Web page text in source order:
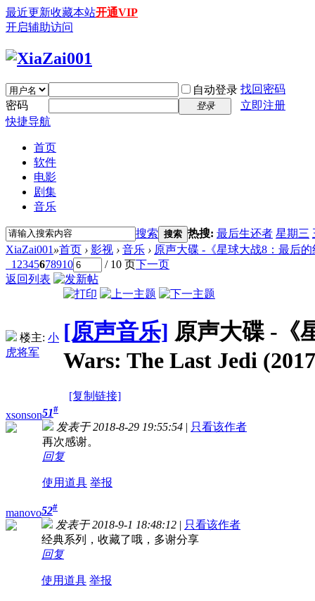
最近更新收藏本站开通VIP
开启辅助访问
自动登录 找回密码
密码
登录
立即注册
快捷导航
首页
软件
电影
剧集
音乐
搜索 搜索 热搜: 最后生还者 星期三
XiaZai001 »首页 › 影视 › 音乐 › 原声大碟 -《星球大战8：最后的
1 2345678910 / 10 页下一页
返回列表
楼主: 小
虎将军
[原声音乐] 原声大碟 -《
Wars: The Last Jedi
[复制链接]
xsonson51#
发表于 2018-8-29 19:55:54 | 只看该作者
再次感谢。
回复
使用道具 举报
manovo52#
发表于 2018-9-1 18:48:12 | 只看该作者
经典系列，收藏了哦，多谢分享
回复
使用道具 举报